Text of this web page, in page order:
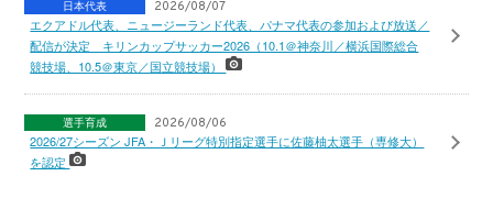
日本代表 2026/08/07
エクアドル代表、ニュージーランド代表、パナマ代表の参加および放送／
配信が決定 キリンカップサッカー2026（10.1＠神奈川／横浜国際総合
競技場、10.5＠東京／国立競技場）
選手育成 2026/08/06
2026/27シーズン JFA・Ｊリーグ特別指定選手に佐藤柚太選手（専修大）
を認定